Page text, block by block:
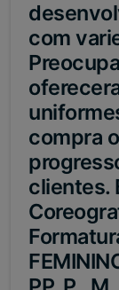
com
compra
clientes.